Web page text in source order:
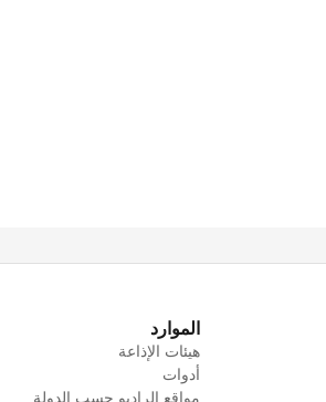
الموارد
هيئات الإذاعة
أدوات
مواقع الراديو حسب الدولة